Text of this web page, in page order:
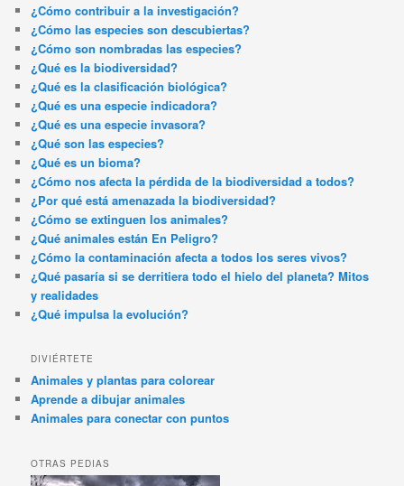
¿Cómo contribuir a la investigación?
¿Cómo las especies son descubiertas?
¿Cómo son nombradas las especies?
¿Qué es la biodiversidad?
¿Qué es la clasificación biológica?
¿Qué es una especie indicadora?
¿Qué es una especie invasora?
¿Qué son las especies?
¿Qué es un bioma?
¿Cómo nos afecta la pérdida de la biodiversidad a todos?
¿Por qué está amenazada la biodiversidad?
¿Cómo se extinguen los animales?
¿Qué animales están En Peligro?
¿Cómo la contaminación afecta a todos los seres vivos?
¿Qué pasaría si se derritiera todo el hielo del planeta? Mitos
y realidades
¿Qué impulsa la evolución?
DIVIÉRTETE
Animales y plantas para colorear
Aprende a dibujar animales
Animales para conectar con puntos
OTRAS PEDIAS